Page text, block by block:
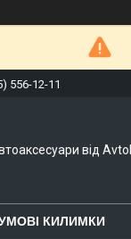
556-12-11
від
КИЛИМКИ